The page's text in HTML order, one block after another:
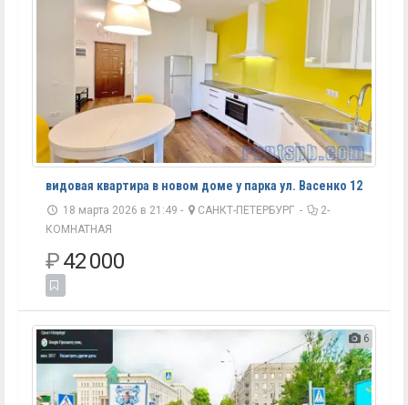
видовая квартира в новом доме у парка ул. Васенко 12
18 марта 2026 в 21:49 - САНКТ-ПЕТЕРБУРГ -
2-
КОМНАТНАЯ
₽42 000
6